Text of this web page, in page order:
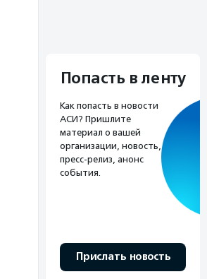
Попасть в ленту
Как попасть в новости
АСИ? Пришлите
материал о вашей
организации, новость,
пресс-релиз, анонс
события.
Прислать новость